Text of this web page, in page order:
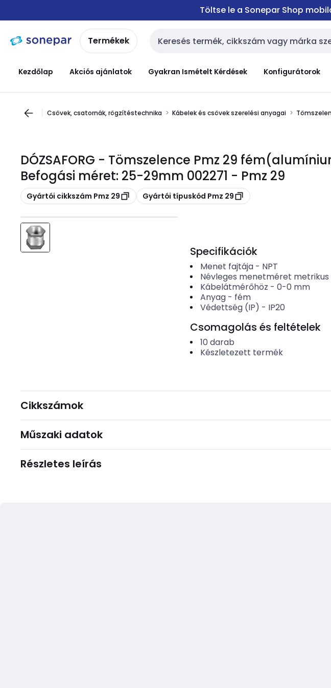
navigációhoztartalomra
Töltse le a Sonepar Shop
Termékek Keresési bemenet
Kezdőlap Akciós ajánlatok Gyakran Ismételt Kérdések Konfigurátorok
Csövek, csatornák, rögzítéstechnika Kábelek és csövek szerelési anyagai
DÓZSAFORG - Tömszelence Pmz 29
Befogási méret: 25-29mm 002271 - Pmz 29
Másolás
Gyártói cikkszám Pmz 29 Másolás
Gyártói típuskód Pmz 29
Specifikációk
Menet fajtája- NPT
Névleges menetméret metrikus
Kábelátmérőhöz - 0-0 mm
Anyag- fém
Védettség (IP) - IP20
Csomagolás és feltételek
10 darab
Készletezett termék
Cikkszámok
Műszaki adatok
Részletes leírás